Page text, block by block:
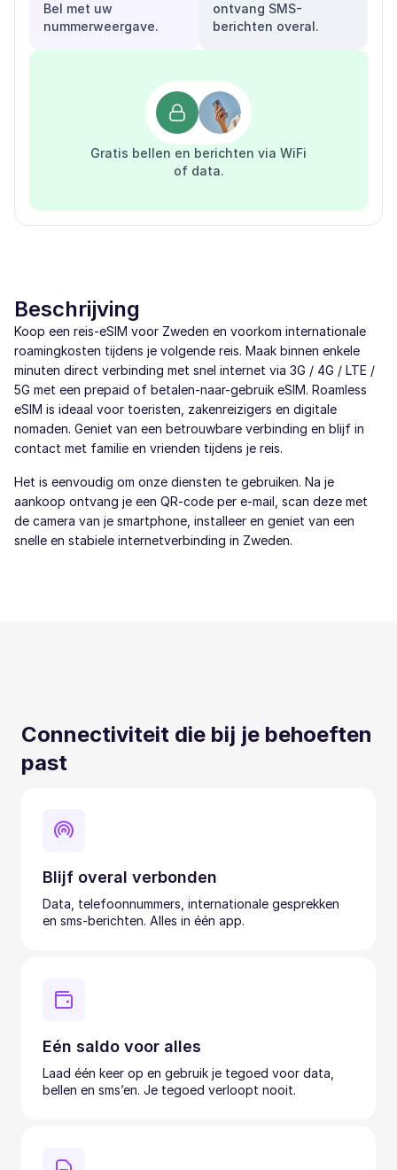
Bel met uw
nummerweergave.
ontvang SMS-
berichten overal.
Gratis bellen en berichten via WiFi
of data.
Beschrijving
Koop een reis-eSIM voor Zweden en voorkom internationale
roamingkosten tijdens je volgende reis. Maak binnen enkele
minuten direct verbinding met snel internet via 3G / 4G / LTE /
5G met een prepaid of betalen-naar-gebruik eSIM. Roamless
eSIM is ideaal voor toeristen, zakenreizigers en digitale
nomaden. Geniet van een betrouwbare verbinding en blijf in
contact met familie en vrienden tijdens je reis.
Het is eenvoudig om onze diensten te gebruiken. Na je
aankoop ontvang je een QR-code per e-mail, scan deze met
de camera van je smartphone, installeer en geniet van een
snelle en stabiele internetverbinding in Zweden.
Connectiviteit die bij je behoeften
past
Blijf overal verbonden
Data, telefoonnummers, internationale gesprekken
en sms-berichten. Alles in één app.
Eén saldo voor alles
Laad één keer op en gebruik je tegoed voor data,
bellen en sms’en. Je tegoed verloopt nooit.